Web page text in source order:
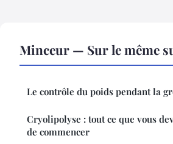
Minceur — Sur le même
Le contrôle du poids pendant la
Cryolipolyse : tout ce que vous
de commencer